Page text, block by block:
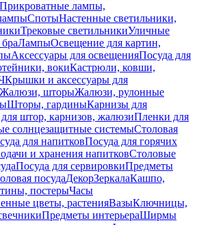
Прикроватные лампы,
СпотыНастенные светильники,
Трековые светильникиУличные
ЛампыОсвещение для картин,
Аксессуары для освещенияПосуда для
вокиКастрюли, ковши,
Крышки и аксессуары для
Жалюзи, шторыЖалюзи, рулонные
Шторы, гардиныКарнизы для
штор, карнизов, жалюзиПленки для
солнцезащитные системыСтоловая
для напитковПосуда для горячих
и хранения напитковСтоловые
Посуда для сервировкиПредметы
посудаДекорЗеркалаКашпо,
постерыЧасы
цветы, растенияВазыКлючницы,
Предметы интерьераШирмы